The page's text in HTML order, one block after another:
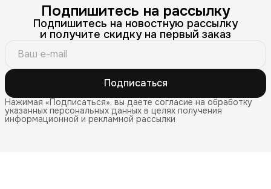
Подпишитесь на рассылку
Подпишитесь на новостную рассылку
и получите скидку на первый заказ
Подписаться
Нажимая «Подписаться», вы даете согласие на обработку
указанных персональных данных в целях получения
информационной и рекламной рассылки